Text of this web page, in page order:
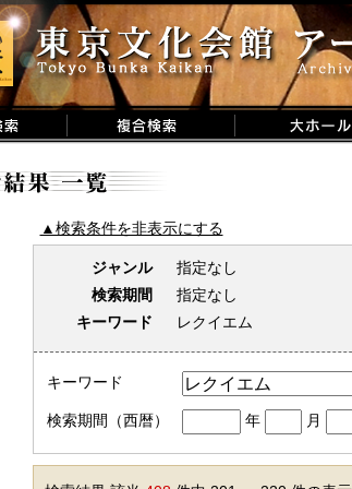
▲検索条件を非表示にする
ジャンル
指定なし
検索期間
指定なし
キーワード
レクイエム
キーワード
検索期間（西暦） 年 月